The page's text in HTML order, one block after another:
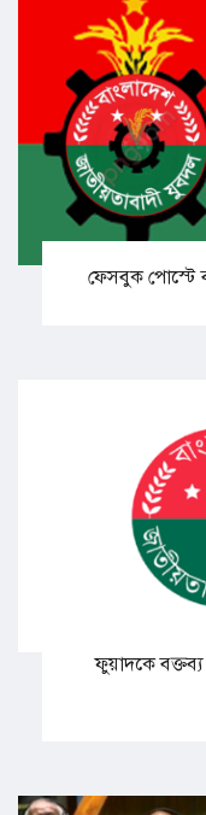
ফেসবুক পোস্টে
ফুয়াদকে বক্তব্য